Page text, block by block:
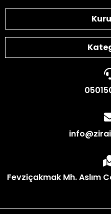
Fevziçakmak Mh. Aslım